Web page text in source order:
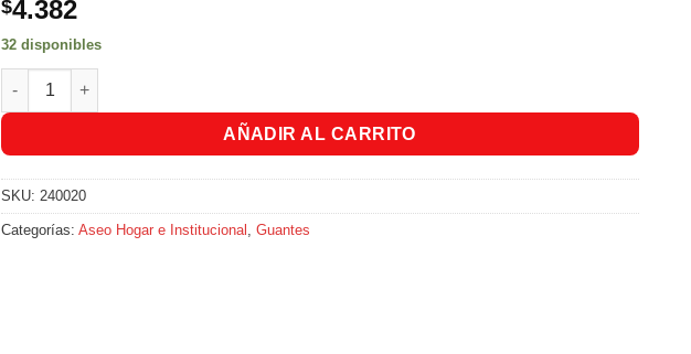
$4.382
32 disponibles
Guante De Baño Eterna Color Negro - Talla 7 cantidad
AÑADIR AL CARRITO
SKU: 240020
Categorías:Aseo Hogar e Institucional ,Guantes